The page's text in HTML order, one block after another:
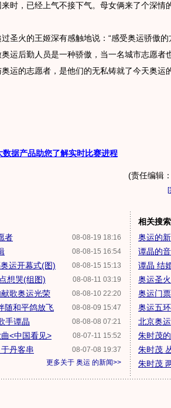
时，已经上气不接下气。母女俩来了个深情
火的王姬深有感触地说：“感受奥运骄傲的
运后勤人员是一种骄傲，当一名城市志愿者
运的志愿者，是他们的无私铸就了今天奥运
据产品助您了解实时比赛进程
(责任编辑
[
08-08-19 18:16
者
08-08-15 16:54
08-08-15 15:13
运开幕式(图)
08-08-11 03:19
想哭(组图)
08-08-10 22:20
歌奥运光荣
08-08-09 15:47
随和平鸽放飞
08-08-08 07:21
手谭晶
08-07-11 15:52
<中国看见>
08-07-08 19:37
丹客串
更多关于 奥运 的新闻>>
相关搜索
奥运的
谭晶的
谭晶 结
奥运圣
奥运门票
奥运五
北京奥运
朱时茂
朱时茂
朱时茂